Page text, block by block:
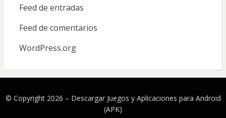
Feed de entradas
Feed de comentarios
WordPress.org
© Copyright 2026 – Descargar Juegos y Aplicaciones para Android
(APK)